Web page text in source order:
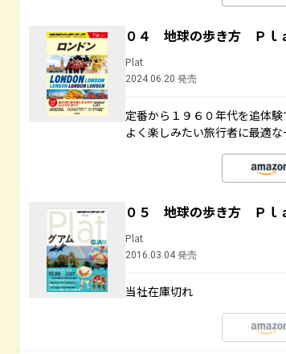
０４ 地球の歩き方 Ｐｌ
Plat
2024.06.20 発売
定番から１９６０年代を追体
よく楽しみたい旅行者に最適な
０５ 地球の歩き方 Ｐｌ
Plat
2016.03.04 発売
当社在庫切れ